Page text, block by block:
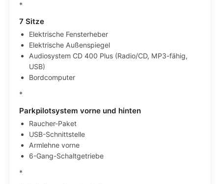
*
7 Sitze
Elektrische Fensterheber
Elektrische Außenspiegel
Audiosystem CD 400 Plus (Radio/CD, MP3-fähig,
USB)
Bordcomputer
*
Parkpilotsystem vorne und hinten
Raucher-Paket
USB-Schnittstelle
Armlehne vorne
6-Gang-Schaltgetriebe
*